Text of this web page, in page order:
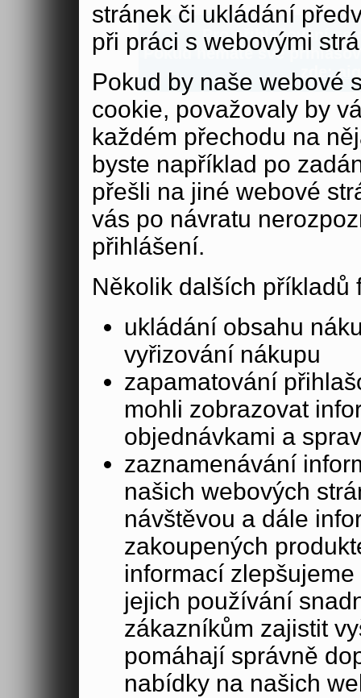
stránek či ukládání
při práci s webovými
Pokud by naše webové
cookie, považovaly by
každém přechodu na
byste například po
přešli na jiné webové
vás po návratu
přihlášení.
Několik dalších příkladů
ukládání obsahu
vyřizování nákupu
zapamatování
mohli zobrazovat
objednávkami a
zaznamenávání
našich webových
návštěvou a dále
zakoupených
informací
jejich používání
zákazníkům zajistit
pomáhají správně
nabídky na našich
Pro přihlašování se
Pokud nemáte své
zde: